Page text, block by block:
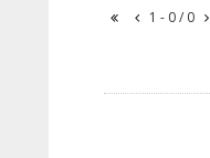
1 - 0 / 0